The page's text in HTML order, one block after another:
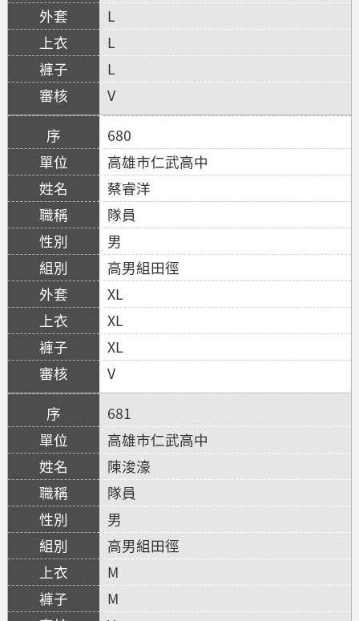
L
L
L
V
680
高雄市仁武高中
蔡睿洋
隊員
男
高男組田徑
XL
XL
XL
V
681
高雄市仁武高中
陳浚濠
隊員
男
高男組田徑
M
M